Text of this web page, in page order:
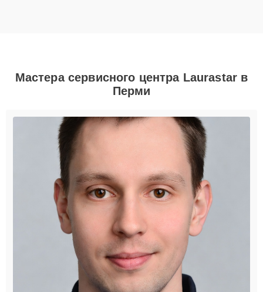
Мастера сервисного центра Laurastar в
Перми